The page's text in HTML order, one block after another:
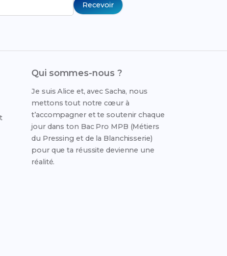
Recevoir
Qui sommes-nous ?
Je suis Alice et, avec Sacha, nous
mettons tout notre cœur à
t’accompagner et te soutenir chaque
jour dans ton Bac Pro MPB (Métiers
du Pressing et de la Blanchisserie)
pour que ta réussite devienne une
réalité.